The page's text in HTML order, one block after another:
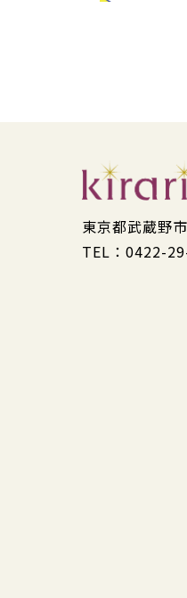
東京都武蔵野
TEL：0422-